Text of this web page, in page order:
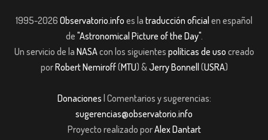
1995-2026 Observatorio.info es la traducción oficial en español
de "Astronomical Picture of the Day".
Un servicio de la NASAcon los siguientes políticas de uso creado
porRobert Nemiroff(MTU) &Jerry Bonnell (USRA)
Donaciones | Comentarios y sugerencias:
sugerencias@observatorio.info
Proyecto realizado porAlex Dantart